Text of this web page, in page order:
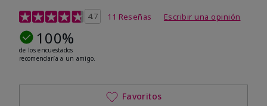
Calificación de clientes de 5 de 5
4.7 11 Reseñas Escribir una opinión
100%
de los encuestados
recomendaría a un amigo.
Favoritos